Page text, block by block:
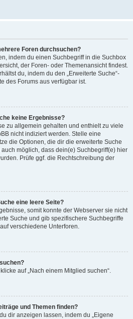
Foren durchsuchen?
indem du einen Suchbegriff in die Suchbox
der Foren- oder Themenansicht findest.
du, indem du den „Erweiterte Suche“-
des Forums aus verfügbar ist.
keine Ergebnisse?
zu allgemein gehalten und enthielt zu viele
nicht indiziert werden. Stelle eine
die Optionen, die dir die erweiterte Suche
möglich, dass dein(e) Suchbegriff(e) hier
Prüfe ggf. die Rechtschreibung der
eine leere Seite?
somit konnte der Webserver sie nicht
Suche und gib spezifischere Suchbegriffe
verschiedene Unterforen.
auf „Nach einem Mitglied suchen“.
und Themen finden?
dir anzeigen lassen, indem du „Eigene